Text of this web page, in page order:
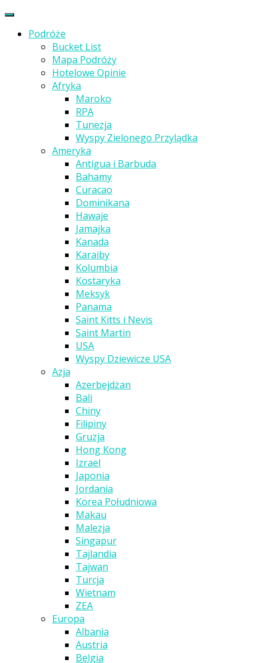
Podróże
Bucket List
Mapa Podróży
Hotelowe Opinie
Afryka
Maroko
RPA
Tunezja
Wyspy Zielonego Przylądka
Ameryka
Antigua i Barbuda
Bahamy
Curacao
Dominikana
Hawaje
Jamajka
Kanada
Karaiby
Kolumbia
Kostaryka
Meksyk
Panama
Saint Kitts i Nevis
Saint Martin
USA
Wyspy Dziewicze USA
Azja
Azerbejdżan
Bali
Chiny
Filipiny
Gruzja
Hong Kong
Izrael
Japonia
Jordania
Korea Południowa
Makau
Malezja
Singapur
Tajlandia
Tajwan
Turcja
Wietnam
ZEA
Europa
Albania
Austria
Belgia